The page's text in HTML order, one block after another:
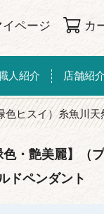
イページ カ
人紹介 店舗紹介
ヒスイ）糸魚川
・艶美麗】（
ドペンダント